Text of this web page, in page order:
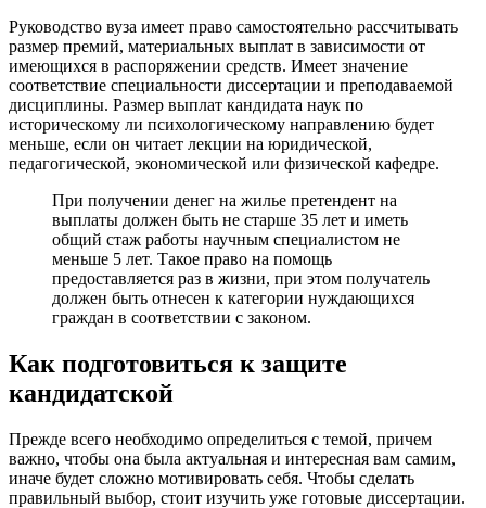
Руководство вуза имеет право самостоятельно рассчитывать
размер премий, материальных выплат в зависимости от
имеющихся в распоряжении средств. Имеет значение
соответствие специальности диссертации и преподаваемой
дисциплины. Размер выплат кандидата наук по
историческому ли психологическому направлению будет
меньше, если он читает лекции на юридической,
педагогической, экономической или физической кафедре.
При получении денег на жилье претендент на
выплаты должен быть не старше 35 лет и иметь
общий стаж работы научным специалистом не
меньше 5 лет. Такое право на помощь
предоставляется раз в жизни, при этом получатель
должен быть отнесен к категории нуждающихся
граждан в соответствии с законом.
Как подготовиться к защите
кандидатской
Прежде всего необходимо определиться с темой, причем
важно, чтобы она была актуальная и интересная вам самим,
иначе будет сложно мотивировать себя. Чтобы сделать
правильный выбор, стоит изучить уже готовые диссертации.